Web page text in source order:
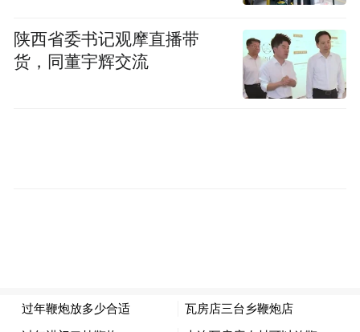
馆开幕。百余件春秋战国至秦汉时期代表性
陕西省委书记观摩直播带
货，同董宇辉交流